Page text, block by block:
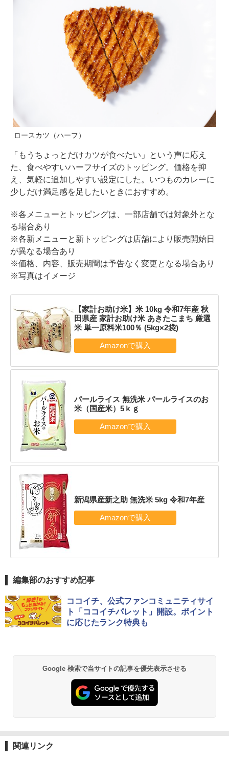
ロースカツ（ハーフ）
「もうちょっとだけカツが食べたい」という声に応え
た、食べやすいハーフサイズのトッピング。価格を抑
え、気軽に追加しやすい設定にした。いつものカレーに
少しだけ満足感を足したいときにおすすめ。
※各メニューとトッピングは、一部店舗では対象外とな
る場合あり
※各新メニューと新トッピングは店舗により販売開始日
が異なる場合あり
※価格、内容、販売期間は予告なく変更となる場合あり
※写真はイメージ
【家計お助け米】米 10kg 令和7年産 秋
田県産 家計お助け米 あきたこまち 厳選
米 単一原料米100％ (5kg×2袋)
パールライス 無洗米 パールライスのお
米（国産米）5ｋｇ
新潟県産新之助 無洗米 5kg 令和7年産
編集部のおすすめ記事
ココイチ、公式ファンコミュニティサイ
ト「ココイチパレット」開設。ポイント
に応じたランク特典も
Google 検索で当サイトの記事を優先表示させる
関連リンク